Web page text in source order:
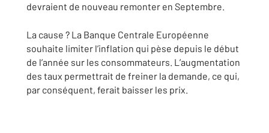
devraient de nouveau remonter en Septembre.
La cause ? La Banque Centrale Européenne
souhaite limiter l’inflation qui pèse depuis le début
de l’année sur les consommateurs. L’augmentation
des taux permettrait de freiner la demande, ce qui,
par conséquent, ferait baisser les prix.